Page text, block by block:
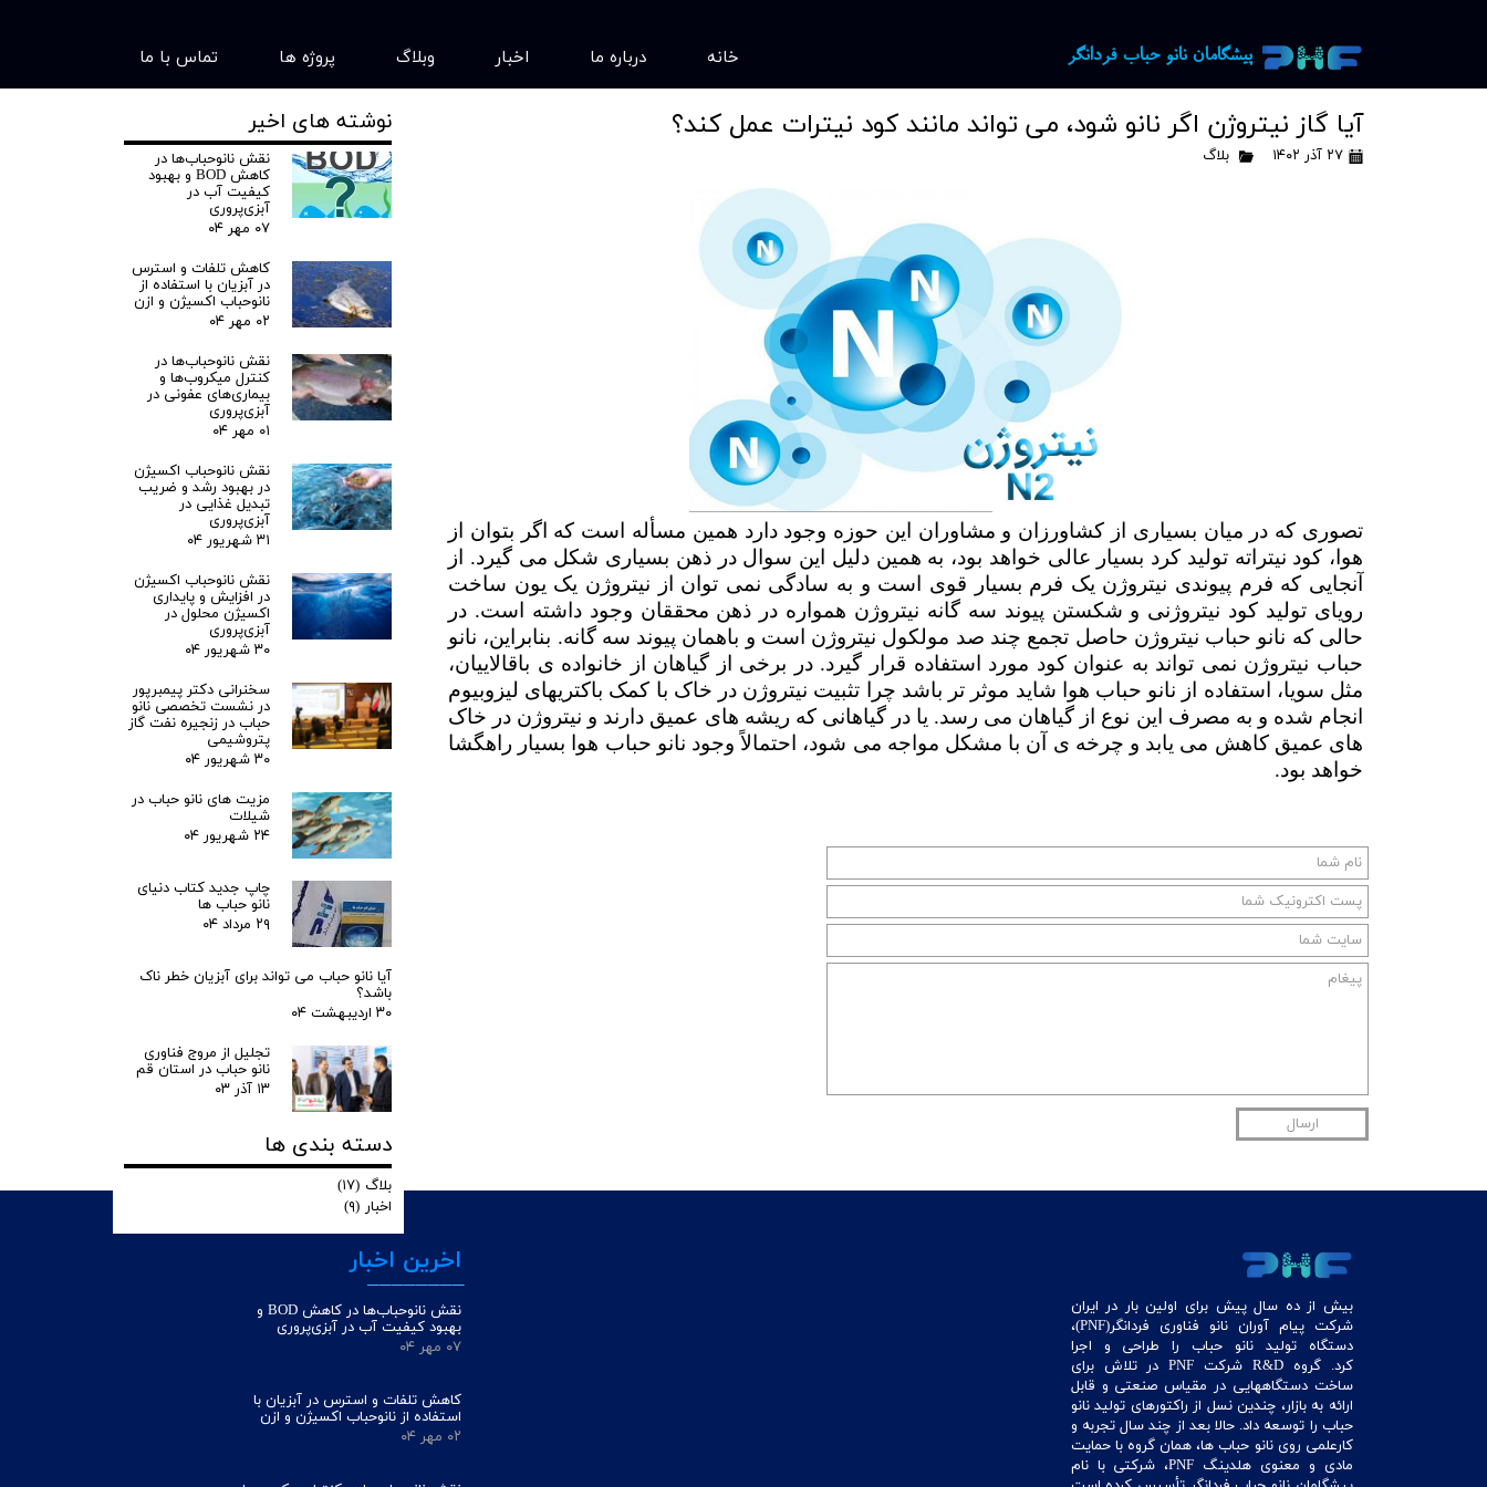
​​پیشگامان نانو حباب فردانگر خانه درباره ما اخبار وبلاگ پروژه ها تماس با ما
آیا گاز نیتروژن اگر نانو شود، می تواند مانند کود نیترات عمل کند؟
۲۷ آذر ۱۴۰۲ بلاگ
تصوری که در میان بسیاری از کشاورزان و مشاوران این حوزه وجود دارد همین مسأله است که اگر بتوان از
هوا، کود نیتراته تولید کرد بسیار عالی خواهد بود، به همین دلیل این سوال در ذهن بسیاری شکل می گیرد. از
آنجایی که فرم پیوندی نیتروژن یک فرم بسیار قوی است و به سادگی نمی توان از نیتروژن یک یون ساخت
رویای تولید کود نیتروژنی و شکستن پیوند سه گانه نیتروژن همواره در ذهن محققان وجود داشته است. در
حالی که نانو حباب نیتروژن حاصل تجمع چند صد مولکول نیتروژن است و باهمان پیوند سه گانه. بنابراین، نانو
حباب نیتروژن نمی تواند به عنوان کود مورد استفاده قرار گیرد. در برخی از گیاهان از خانواده ی باقالاییان،
مثل سویا، استفاده از نانو حباب هوا شاید موثر تر باشد چرا تثبیت نیتروژن در خاک با کمک باکتریهای لیزوبیوم
انجام شده و به مصرف این نوع از گیاهان می رسد. یا در گیاهانی که ریشه های عمیق دارند و نیتروژن در خاک
های عمیق کاهش می یابد و چرخه ی آن با مشکل مواجه می شود، احتمالاً وجود نانو حباب هوا بسیار راهگشا
خواهد بود.
ارسال
نوشته های اخیر
نقش نانوحباب‌ها در
کاهش BOD و بهبود
کیفیت آب در
آبزی‌پروری
۰۷ مهر ۰۴
کاهش تلفات و استرس
در آبزیان با استفاده از
نانوحباب اکسیژن و ازن
۰۲ مهر ۰۴
نقش نانوحباب‌ها در
کنترل میکروب‌ها و
بیماری‌های عفونی در
آبزی‌پروری
۰۱ مهر ۰۴
نقش نانوحباب اکسیژن
در بهبود رشد و ضریب
تبدیل غذایی در
آبزی‌پروری
۳۱ شهریور ۰۴
نقش نانوحباب اکسیژن
در افزایش و پایداری
اکسیژن محلول در
آبزی‌پروری
۳۰ شهریور ۰۴
سخنرانی دکتر پیمبرپور
در نشست تخصصی نانو
حباب در زنجیره نفت گاز
پتروشیمی
۳۰ شهریور ۰۴
مزیت های نانو حباب در
شیلات
۲۴ شهریور ۰۴
چاپ جدید کتاب دنیای
نانو حباب ها
۲۹ مرداد ۰۴
آیا نانو حباب می تواند برای آبزیان خطر ناک
باشد؟
۳۰ اردیبهشت ۰۴
تجلیل از مروج فناوری
نانو حباب در استان قم
۱۳ آذر ۰۳
دسته بندی ها
بلاگ (۱۷)
اخبار (۹)
بیش از ده سال پیش برای اولین بار در ایران
شرکت پیام آوران نانو فناوری فردانگر(PNF)،
دستگاه تولید نانو حباب را طراحی و اجرا
کرد. گروه R&D شرکت PNF در تلاش برای
ساخت دستگاههایی در مقیاس صنعتی و قابل
ارائه به بازار، چندین نسل از راکتورهای تولید نانو
حباب را توسعه داد. حالا بعد از چند سال تجربه و
کارعلمی روی نانو حباب ها، همان گروه با حمایت
مادی و معنوی هلدینگ PNF، شرکتی با نام
نقش نانوحباب‌ها در کاهش BOD و
بهبود کیفیت آب در آبزی‌پروری
۰۷ مهر ۰۴
کاهش تلفات و استرس در آبزیان با
استفاده از نانوحباب اکسیژن و ازن
۰۲ مهر ۰۴
اخرین اخبار
________